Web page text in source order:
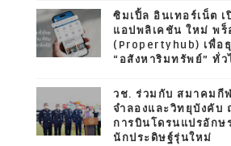
ซิมเปิ้ล อินเทอร์เน็ต เ
แอปพลิเคชัน ใหม่ พร็
(Propertyhub) เพื่อ
“อสังหาริมทรัพย์” ทั่ว
วช. ร่วมกับ สมาคมกี
จำลองและวิทยุบังคับ
การบินโดรนแปรอักษ
นักประดิษฐ์รุ่นใหม่